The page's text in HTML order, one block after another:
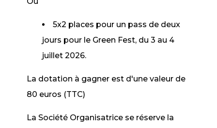
5x2 places pour un pass de deux
jours pour le Green Fest, du 3 au 4
juillet 2026.
La dotation à gagner est d'une valeur de
80 euros (TTC)
La Société Organisatrice se réserve la